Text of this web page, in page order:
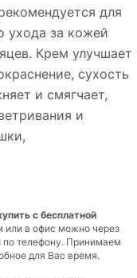
для
ухода за кожей
Крем улучшает
сухость
и смягчает,
и
с бесплатной
или в офис можно через
по телефону. Принимаем
для Вас время.